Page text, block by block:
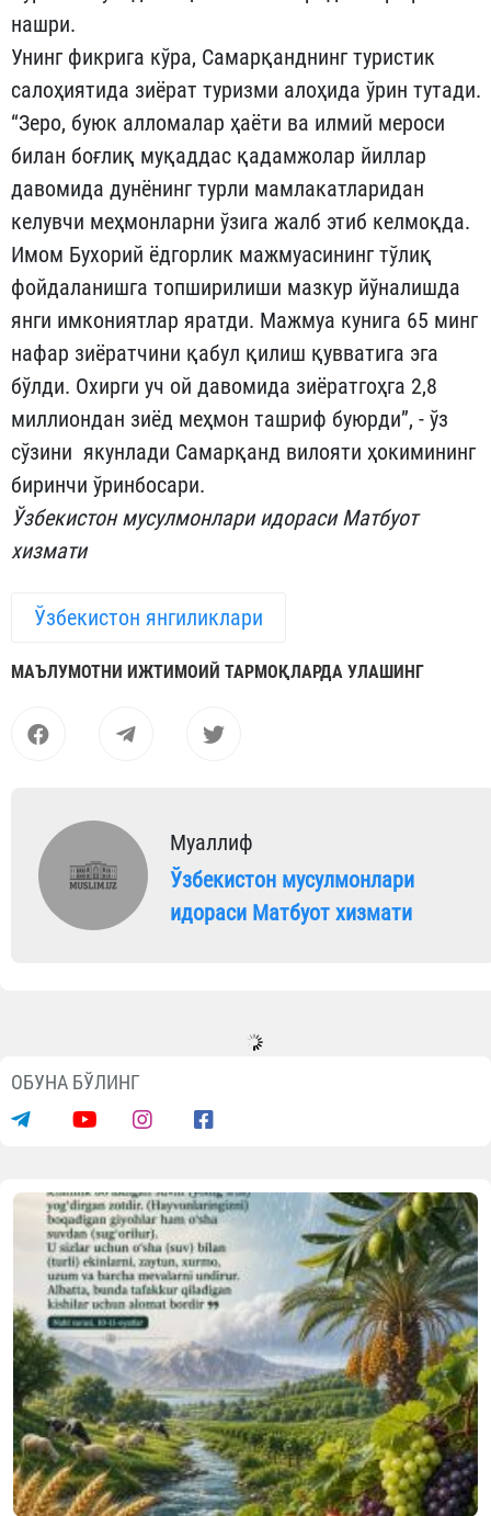
нашри.
Унинг фикрига кўра, Самарқанднинг туристик
салоҳиятида зиёрат туризми алоҳида ўрин тутади.
“Зеро, буюк алломалар ҳаёти ва илмий мероси
билан боғлиқ муқаддас қадамжолар йиллар
давомида дунёнинг турли мамлакатларидан
келувчи меҳмонларни ўзига жалб этиб келмоқда.
Имом Бухорий ёдгорлик мажмуасининг тўлиқ
фойдаланишга топширилиши мазкур йўналишда
янги имкониятлар яратди. Мажмуа кунига 65 минг
нафар зиёратчини қабул қилиш қувватига эга
бўлди. Охирги уч ой давомида зиёратгоҳга 2,8
миллиондан зиёд меҳмон ташриф буюрди”, - ўз
сўзини якунлади Самарқанд вилояти ҳокимининг
биринчи ўринбосари.
Ўзбекистон мусулмонлари идораси Матбуот
хизмати
Ўзбекистон янгиликлари
МАЪЛУМОТНИ ИЖТИМОИЙ ТАРМОҚЛАРДА УЛАШИНГ
Муаллиф
Ўзбекистон мусулмонлари
идораси Матбуот хизмати
ОБУНА БЎЛИНГ